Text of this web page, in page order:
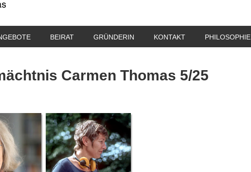
BEIRAT GRÜNDERIN KONTAKT PHILOSOPHIE
Carmen Thomas 5/25